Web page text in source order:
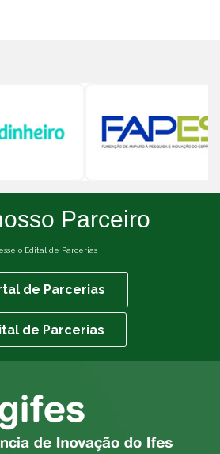
Parceiro
o Edital de Parcerias
de Parcerias
de Parcerias